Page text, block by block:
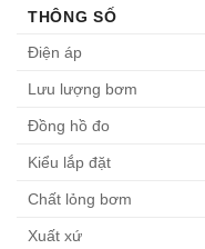
THÔNG SỐ
Điện áp
Lưu lượng bơm
Đồng hồ đo
Kiểu lắp đặt
Chất lỏng bơm
Xuất xứ